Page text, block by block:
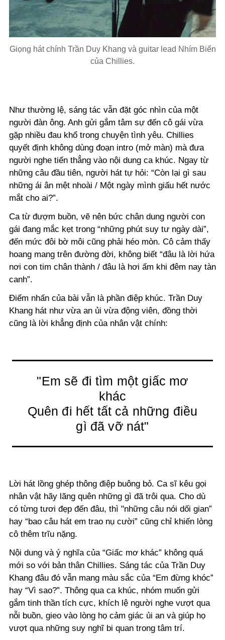
Giọng hát chính Trần Duy Khang và guitar lead Nhím Biển
của Chillies.
Như thường lệ, sáng tác vẫn đặt góc nhìn của một
người đàn ông. Anh gửi gắm tâm sự đến cô gái vừa
gặp nhiều đau khổ trong chuyện tình yêu. Chillies
quyết định không dùng đoạn intro (mở màn) mà đưa
người nghe tiến thẳng vào nội dung ca khúc. Ngay từ
những câu đầu tiên, người hát tự hỏi: “Còn lại gì sau
những ái ân mệt nhoài / Một ngày mình giấu hết nước
mắt cho ai?”.
Ca từ đượm buồn, vẽ nên bức chân dung người con
gái đang mắc kẹt trong “những phút suy tư ngày dài”,
đến mức đôi bờ môi cũng phải héo mòn. Cô cảm thấy
hoang mang trên đường đời, không biết “đâu là lời hứa
nơi con tim chân thành / đâu là hơi ấm khi đêm nay tàn
canh”.
Điểm nhấn của bài vẫn là phần điệp khúc. Trần Duy
Khang hát như vừa an ủi vừa động viên, đồng thời
cũng là lời khẳng định của nhân vật chính:
"Em sẽ đi tìm một giấc mơ
khác
Quên đi hết tất cả những điều
gì đã vỡ nát"
Lời hát lồng ghép thông điệp buông bỏ. Ca sĩ kêu gọi
nhân vật hãy lãng quên những gì đã trôi qua. Cho dù
có từng tươi đẹp đến đâu, thì "những câu nói dối gian”
hay “bao câu hát em trao nụ cười” cũng chỉ khiến lòng
cô thêm trĩu nặng.
Nội dung và ý nghĩa của “Giấc mơ khác” không quá
mới so với bản thân Chillies. Sáng tác của Trần Duy
Khang đâu đó vẫn mang màu sắc của “Em đừng khóc”
hay “Vì sao?”. Thông qua ca khúc, nhóm muốn gửi
gắm tinh thần tích cực, khích lệ người nghe vượt qua
nỗi buồn, gieo vào lòng họ cảm giác ủi an và giúp họ
vượt qua những suy nghĩ bi quan trong tâm trí.